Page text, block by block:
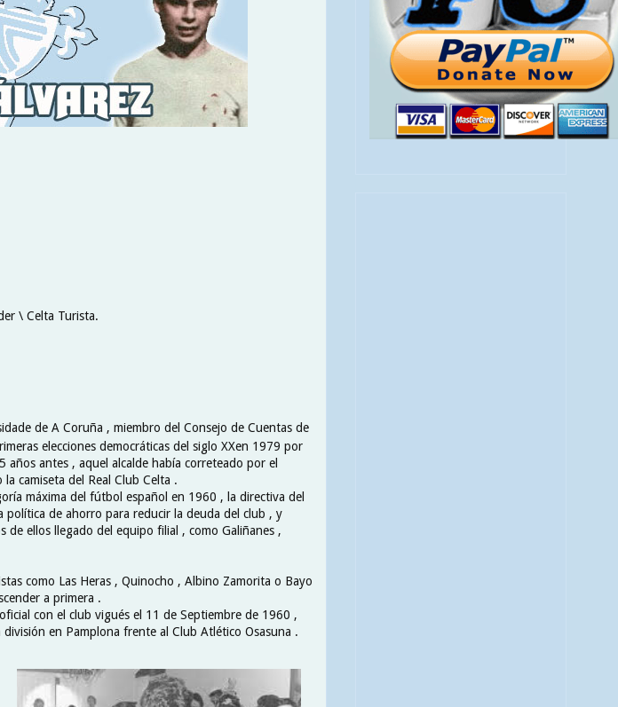
\ Celta Turista.
de A Coruña , miembro del Consejo de Cuentas de
elecciones democráticas del siglo XXen 1979 por
años antes , aquel alcalde había correteado por el
camiseta del Real Club Celta .
máxima del fútbol español en 1960 , la directiva del
política de ahorro para reducir la deuda del club , y
ellos llegado del equipo filial , como Galiñanes ,
como Las Heras , Quinocho , Albino Zamorita o Bayo
a primera .
con el club vigués el 11 de Septiembre de 1960 ,
en Pamplona frente al Club Atlético Osasuna .